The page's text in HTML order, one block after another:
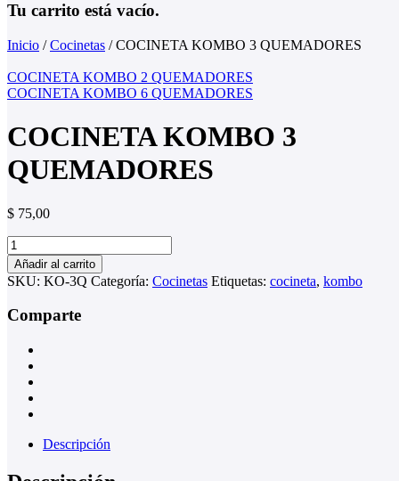
Tu carrito está vacío.
Inicio / Cocinetas /COCINETA KOMBO 3 QUEMADORES
COCINETA KOMBO 2 QUEMADORES
COCINETA KOMBO 6 QUEMADORES
COCINETA KOMBO 3
QUEMADORES
$ 75,00
COCINETA
KOMBO
3
QUEMADORES
cantidad
Añadir al carrito
SKU: KO-3Q Categoría: Cocinetas Etiquetas: cocineta, kombo
Comparte
Descripción